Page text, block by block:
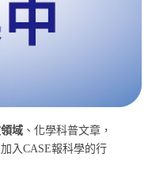
域 、化學科普文章，
入CASE報科學的行